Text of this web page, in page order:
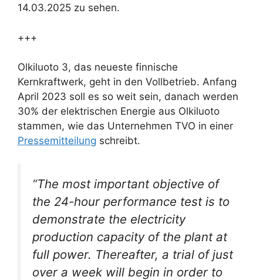
14.03.2025 zu sehen.
+++
Olkiluoto 3, das neueste finnische
Kernkraftwerk, geht in den Vollbetrieb. Anfang
April 2023 soll es so weit sein, danach werden
30% der elektrischen Energie aus Olkiluoto
stammen, wie das Unternehmen TVO in einer
Pressemitteilung schreibt.
“The most important objective of
the 24-hour performance test is to
demonstrate the electricity
production capacity of the plant at
full power. Thereafter, a trial of just
over a week will begin in order to